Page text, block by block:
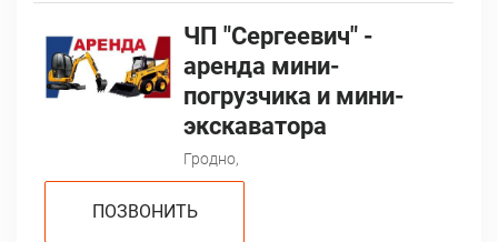
ЧП "Сергеевич" -
аренда мини-
погрузчика и мини-
экскаватора
Гродно,
ПОЗВОНИТЬ